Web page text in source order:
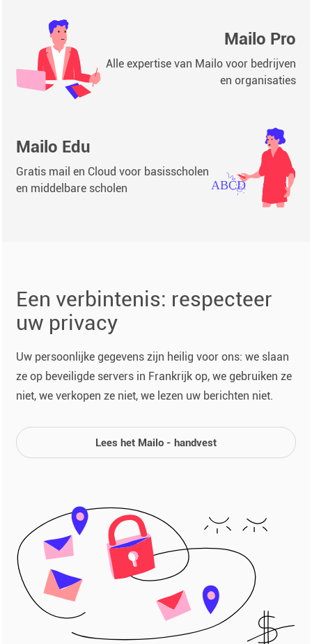
Mailo Pro
Alle expertise van Mailo voor bedrijven
en organisaties
Mailo Edu
Gratis mail en Cloud voor basisscholen
en middelbare scholen
Een verbintenis: respecteer
uw privacy
Uw persoonlijke gegevens zijn heilig voor ons: we slaan
ze op beveiligde servers in Frankrijk op, we gebruiken ze
niet, we verkopen ze niet, we lezen uw berichten niet.
Lees het Mailo - handvest